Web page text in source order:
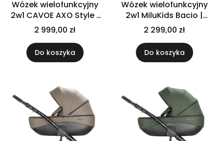
Wózek wielofunkcyjny
2w1 CAVOE AXO Style |
METEORITE
2 999,00 zł
Do koszyka
Wózek wielofunkcyjny
2w1 MiluKids Bacio |
bac 13
2 299,00 zł
Do koszyka